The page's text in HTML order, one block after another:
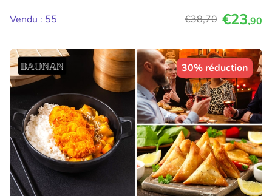
Vendu : 55
€38,70 €23,90
30% réduction